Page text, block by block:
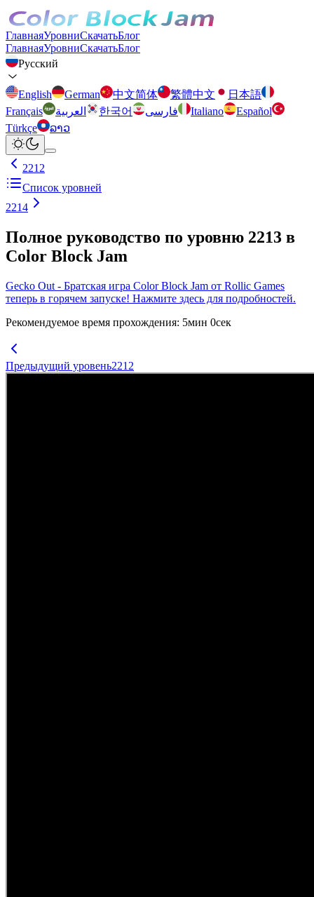
ГлавнаяУровниСкачатьБлог
ГлавнаяУровниСкачатьБлог
Русский
English German 中文简体 繁體中文
日本語
Français
العربية 한국어 فارسی Italiano
Español
Türkçe
ລາວ
2212
Список уровней
2214
Полное руководство по уровню 2213 в
Color Block Jam
Gecko Out - Братская игра Color Block Jam от Rollic Games
теперь в горячем запуске! Нажмите здесь для подробностей.
Рекомендуемое время прохождения: 5мин 0сек
Предыдущий уровень2212